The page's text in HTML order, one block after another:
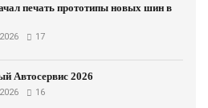
печать прототипы новых шин в
17
Автосервис 2026
16